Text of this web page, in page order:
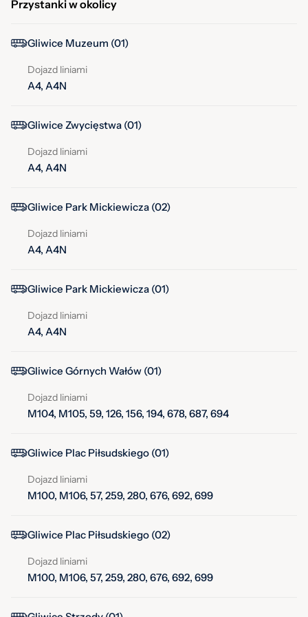
Przystanki w okolicy
Gliwice Muzeum (01)
Dojazd liniami
A4, A4N
Gliwice Zwycięstwa (01)
Dojazd liniami
A4, A4N
Gliwice Park Mickiewicza (02)
Dojazd liniami
A4, A4N
Gliwice Park Mickiewicza (01)
Dojazd liniami
A4, A4N
Gliwice Górnych Wałów (01)
Dojazd liniami
M104, M105, 59, 126, 156, 194, 678, 687, 694
Gliwice Plac Piłsudskiego (01)
Dojazd liniami
M100, M106, 57, 259, 280, 676, 692, 699
Gliwice Plac Piłsudskiego (02)
Dojazd liniami
M100, M106, 57, 259, 280, 676, 692, 699